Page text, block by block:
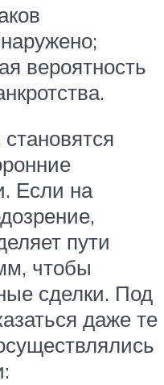
вероятность
Если на
пути
чтобы
сделки. Под
даже те